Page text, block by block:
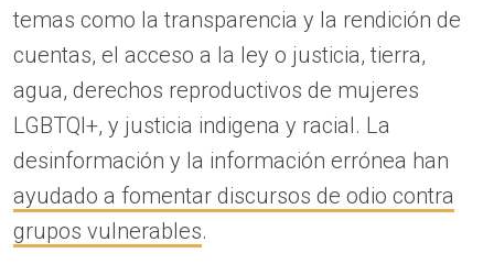
temas como la transparencia y la rendición de
cuentas, el acceso a la ley o justicia, tierra,
agua, derechos reproductivos de mujeres
LGBTQI+, y justicia indigena y racial. La
desinformación y la información errónea han
ayudado a fomentar discursos de odio contra
grupos vulnerables.